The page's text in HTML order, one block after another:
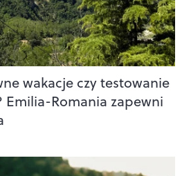
wakacje czy testowanie
Emilia-Romania zapewni